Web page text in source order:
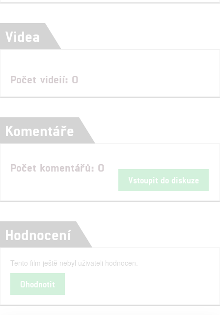
Videa
Počet videií: 0
Komentáře
Počet komentářů: 0
Vstoupit do diskuze
Hodnocení
Tento film ještě nebyl uživateli hodnocen.
Ohodnotit